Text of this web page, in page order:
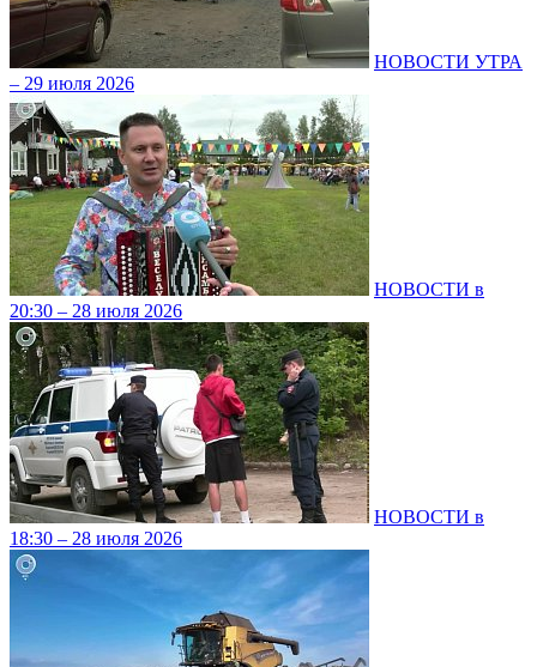
НОВОСТИ УТРА
– 29 июля 2026
НОВОСТИ в
20:30 – 28 июля 2026
НОВОСТИ в
18:30 – 28 июля 2026